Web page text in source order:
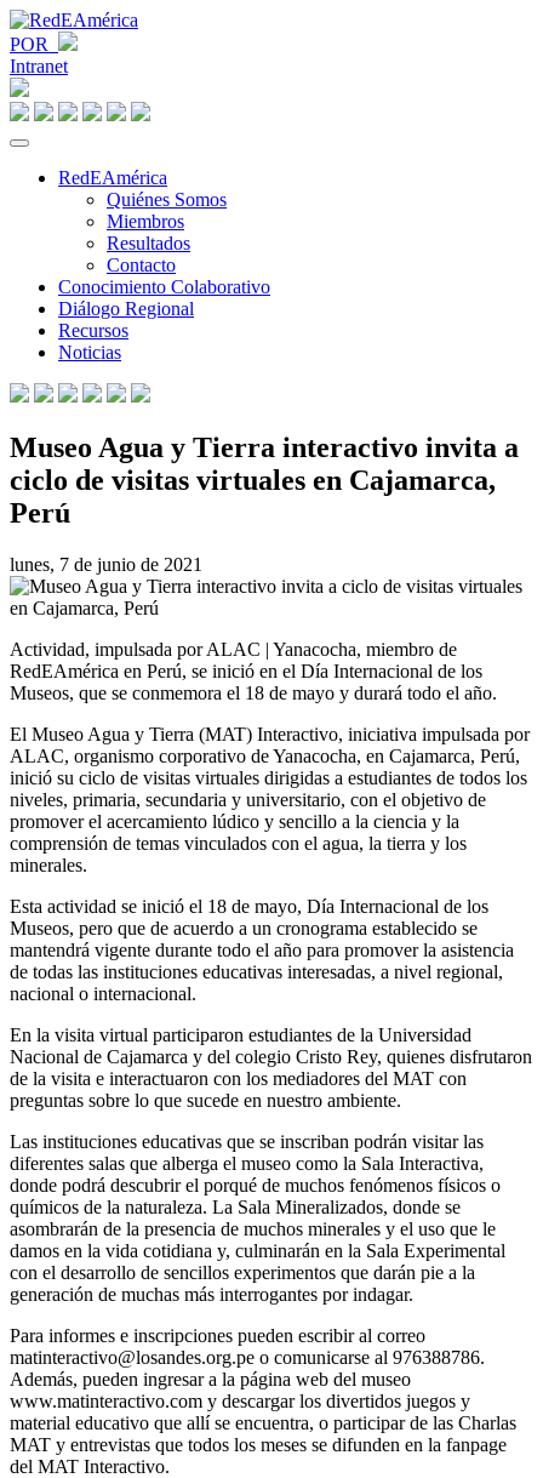
POR
Intranet
RedEAmérica
Quiénes Somos
Miembros
Resultados
Contacto
Conocimiento Colaborativo
Diálogo Regional
Recursos
Noticias
Museo Agua y Tierra interactivo invita a
ciclo de visitas virtuales en Cajamarca,
Perú
lunes, 7 de junio de 2021
Actividad, impulsada por ALAC | Yanacocha, miembro de
RedEAmérica en Perú, se inició en el Día Internacional de los
Museos, que se conmemora el 18 de mayo y durará todo el año.
El Museo Agua y Tierra (MAT) Interactivo, iniciativa impulsada por
ALAC, organismo corporativo de Yanacocha, en Cajamarca, Perú,
inició su ciclo de visitas virtuales dirigidas a estudiantes de todos los
niveles, primaria, secundaria y universitario, con el objetivo de
promover el acercamiento lúdico y sencillo a la ciencia y la
comprensión de temas vinculados con el agua, la tierra y los
minerales.
Esta actividad se inició el 18 de mayo, Día Internacional de los
Museos, pero que de acuerdo a un cronograma establecido se
mantendrá vigente durante todo el año para promover la asistencia
de todas las instituciones educativas interesadas, a nivel regional,
nacional o internacional.
En la visita virtual participaron estudiantes de la Universidad
Nacional de Cajamarca y del colegio Cristo Rey, quienes disfrutaron
de la visita e interactuaron con los mediadores del MAT con
preguntas sobre lo que sucede en nuestro ambiente.
Las instituciones educativas que se inscriban podrán visitar las
diferentes salas que alberga el museo como la Sala Interactiva,
donde podrá descubrir el porqué de muchos fenómenos físicos o
químicos de la naturaleza. La Sala Mineralizados, donde se
asombrarán de la presencia de muchos minerales y el uso que le
damos en la vida cotidiana y, culminarán en la Sala Experimental
con el desarrollo de sencillos experimentos que darán pie a la
generación de muchas más interrogantes por indagar.
Para informes e inscripciones pueden escribir al correo
matinteractivo@losandes.org.pe o comunicarse al 976388786.
Además, pueden ingresar a la página web del museo
www.matinteractivo.com y descargar los divertidos juegos y
material educativo que allí se encuentra, o participar de las Charlas
MAT y entrevistas que todos los meses se difunden en la fanpage
del MAT Interactivo.